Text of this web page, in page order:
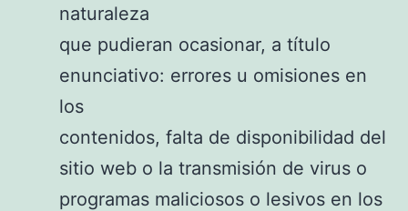
naturaleza
que pudieran ocasionar, a título
enunciativo: errores u omisiones en
los
contenidos, falta de disponibilidad del
sitio web o la transmisión de virus o
programas maliciosos o lesivos en los